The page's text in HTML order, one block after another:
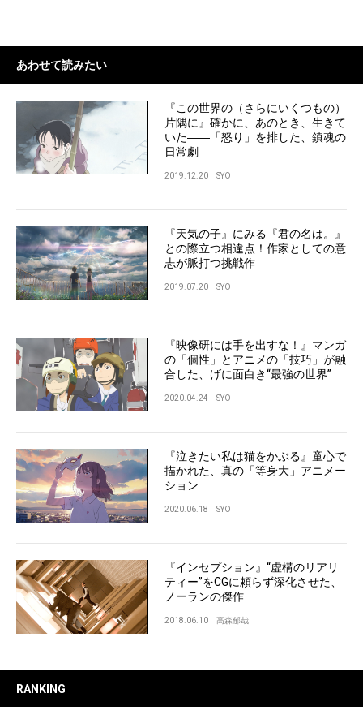
あわせて読みたい
『この世界の（さらにいくつもの）
片隅に』確かに、あのとき、生きて
いた――「怒り」を排した、鎮魂の
日常劇
2019.12.20 SYO
『天気の子』にみる『君の名は。』
との際立つ相違点！作家としての意
志が脈打つ挑戦作
2019.07.20 SYO
『映像研には手を出すな！』マンガ
の「個性」とアニメの「技巧」が融
合した、げに面白き“最強の世界”
2020.04.24 SYO
『泣きたい私は猫をかぶる』童心で
描かれた、真の「等身大」アニメー
ション
2020.06.18 SYO
『インセプション』“虚構のリアリ
ティー”をCGに頼らず深化させた、
ノーランの傑作
2018.06.10 高森郁哉
RANKING